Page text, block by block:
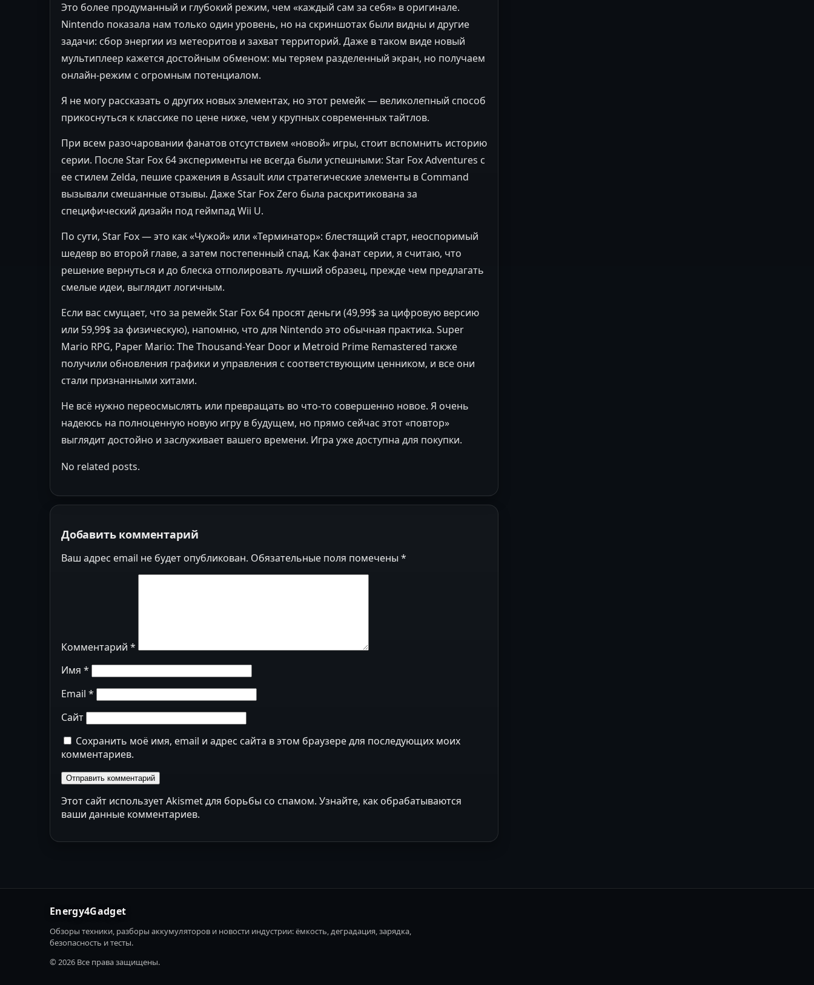
Это более продуманный и глубокий режим, чем «каждый сам за себя» в оригинале.
Nintendo показала нам только один уровень, но на скриншотах были видны и другие
задачи: сбор энергии из метеоритов и захват территорий. Даже в таком виде новый
мультиплеер кажется достойным обменом: мы теряем разделенный экран, но получаем
онлайн-режим с огромным потенциалом.
Я не могу рассказать о других новых элементах, но этот ремейк — великолепный способ
прикоснуться к классике по цене ниже, чем у крупных современных тайтлов.
При всем разочаровании фанатов отсутствием «новой» игры, стоит вспомнить историю
серии. После Star Fox 64 эксперименты не всегда были успешными: Star Fox Adventures с
ее стилем Zelda, пешие сражения в Assault или стратегические элементы в Command
вызывали смешанные отзывы. Даже Star Fox Zero была раскритикована за
специфический дизайн под геймпад Wii U.
По сути, Star Fox — это как «Чужой» или «Терминатор»: блестящий старт, неоспоримый
шедевр во второй главе, а затем постепенный спад. Как фанат серии, я считаю, что
решение вернуться и до блеска отполировать лучший образец, прежде чем предлагать
смелые идеи, выглядит логичным.
Если вас смущает, что за ремейк Star Fox 64 просят деньги (49,99$ за цифровую версию
или 59,99$ за физическую), напомню, что для Nintendo это обычная практика. Super
Mario RPG, Paper Mario: The Thousand-Year Door и Metroid Prime Remastered также
получили обновления графики и управления с соответствующим ценником, и все они
стали признанными хитами.
Не всё нужно переосмыслять или превращать во что-то совершенно новое. Я очень
надеюсь на полноценную новую игру в будущем, но прямо сейчас этот «повтор»
выглядит достойно и заслуживает вашего времени. Игра уже доступна для покупки.
No related posts.
Добавить комментарий
Ваш адрес email не будет опубликован. Обязательные поля помечены *
Комментарий *
Имя *
Email *
Сайт
Сохранить моё имя, email и адрес сайта в этом браузере для последующих моих
комментариев.
Этот сайт использует Akismet для борьбы со спамом. Узнайте, как обрабатываются
ваши данные комментариев.
Energy4Gadget
Обзоры техники, разборы аккумуляторов и новости индустрии: ёмкость, деградация, зарядка,
безопасность и тесты.
© 2026 Все права защищены.